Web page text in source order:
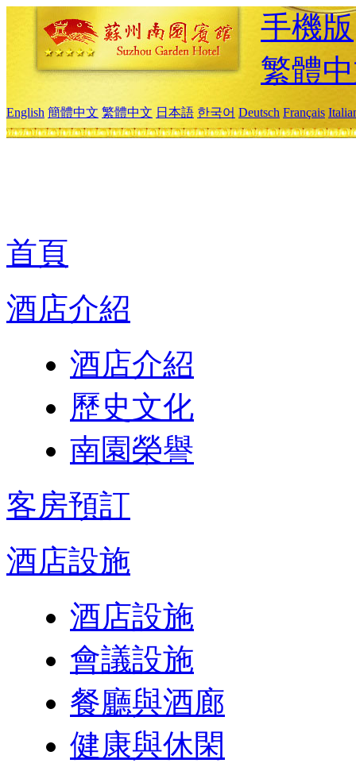
手機版
繁體
English 簡體中文 繁體中文 日本語 한국어 Deutsch Français
首頁
酒店介紹
酒店介紹
歷史文化
南園榮譽
客房預訂
酒店設施
酒店設施
會議設施
餐廳與酒廊
健康與休閑